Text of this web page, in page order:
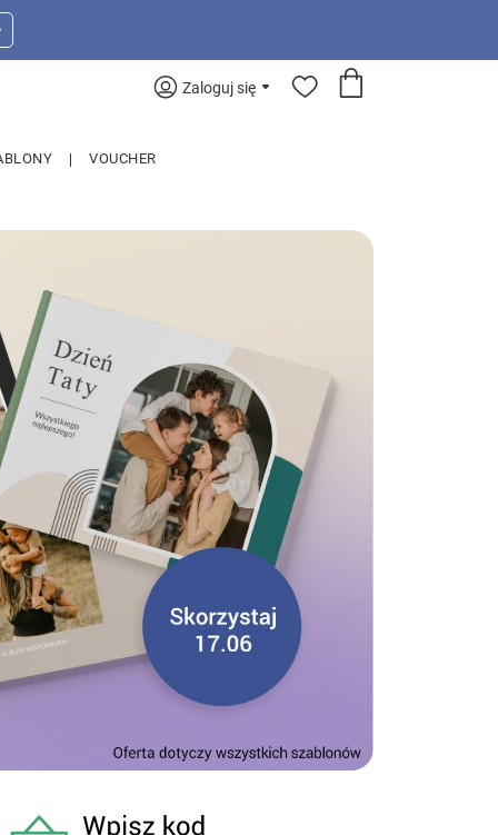
Zaloguj się
VOUCHER